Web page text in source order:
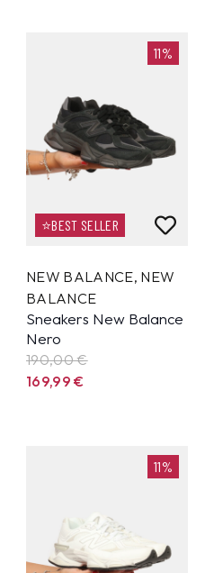
11%
⭐BEST SELLER
NEW BALANCE, NEW
BALANCE
Sneakers New Balance
Nero
190,00 €
169,99€
11%